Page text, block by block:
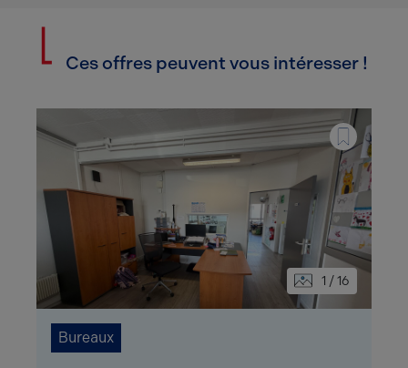
Ces offres peuvent vous intéresser !
1 / 16
Bureaux